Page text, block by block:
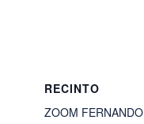
RECINTO
ZOOM FERNANDO